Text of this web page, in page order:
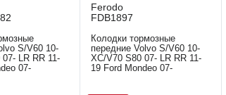
S/V60 10-
LR RR 11-
07-
Ferodo
FDB1897
Колодки тормозные
передние Volvo S/V60 10-
XC/V70 S80 07- LR RR 11-
19 Ford Mondeo 07-